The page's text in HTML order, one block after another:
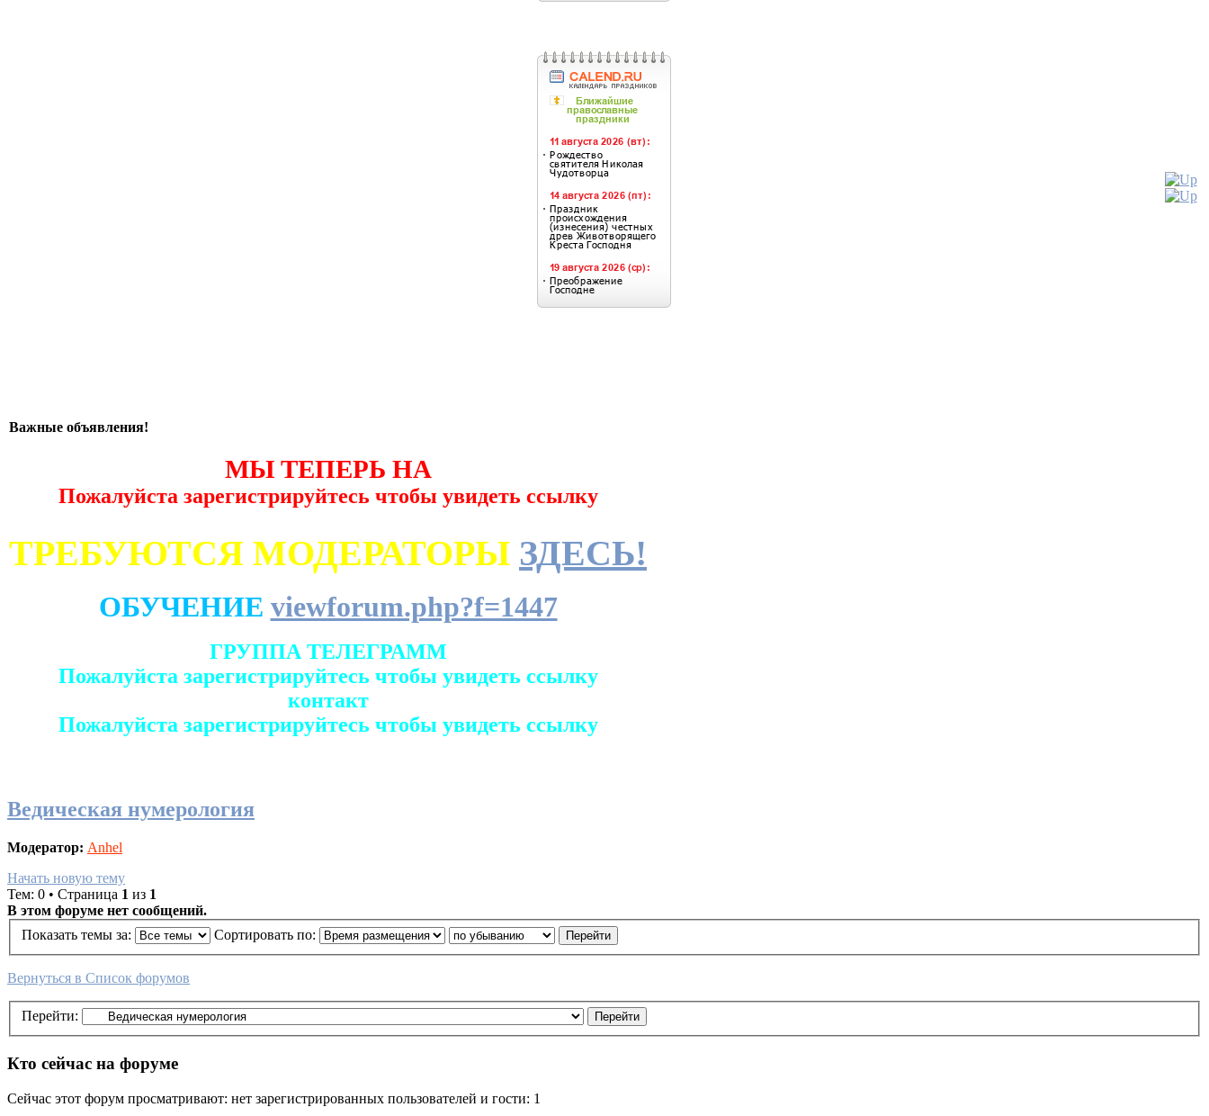
Важные объявления!
МЫ ТЕПЕРЬ НА
Пожалуйста зарегистрируйтесь чтобы увидеть ссылку
ТРЕБУЮТСЯ МОДЕРАТОРЫ ЗДЕСЬ!
ОБУЧЕНИЕ viewforum.php?f=1447
ГРУППА ТЕЛЕГРАММ
Пожалуйста зарегистрируйтесь чтобы увидеть ссылку
контакт
Пожалуйста зарегистрируйтесь чтобы увидеть ссылку
Ведическая нумерология
Модератор: Anhel
Начать новую тему
Тем: 0 • Страница 1 из 1
В этом форуме нет сообщений.
Показать темы за:
Сортировать по:
Вернуться в Список форумов
Перейти:
Кто сейчас на форуме
Сейчас этот форум просматривают: нет зарегистрированных пользователей и гости: 1